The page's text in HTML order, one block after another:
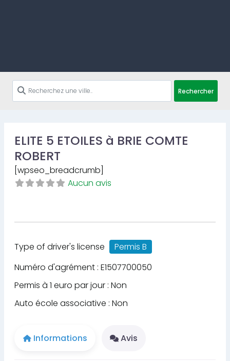
Rechercher
ELITE 5 ETOILES à BRIE COMTE
ROBERT
[wpseo_breadcrumb]
Aucun avis
Type of driver's license
Permis B
Numéro d'agrément : E1507700050
Permis à 1 euro par jour : Non
Auto école associative : Non
Informations Avis